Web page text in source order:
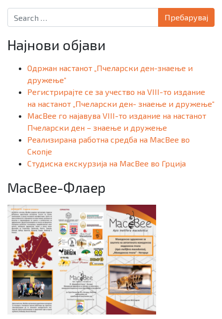
Search for:
Најнови објави
Одржан настанот „Пчеларски ден-знаење и
дружење“
Регистрирајте се за учество на VIII-то издание
на настанот „Пчеларски ден- знаење и дружење“
MacBee го најавува VIII-то издание на настанот
Пчеларски ден – знаење и дружење
Реализирана работна средба на MacBee во
Скопје
Студиска екскурзија на MacBee во Грција
MacBee-Флаер